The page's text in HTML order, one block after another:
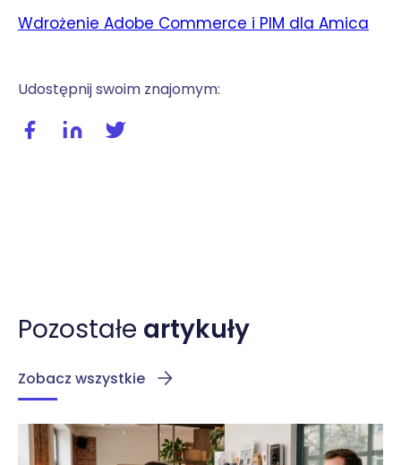
Udostępnij swoim znajomym:
Udostępnij wpis na facebooku
Udostępnij wpis na linkedIn
Wdrożenie Adobe Commerce i PIM dla Amica
Pozostałe artykuły
Zobacz wszystkie